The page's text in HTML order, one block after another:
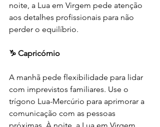
noite, a Lua em Virgem pede atenção
aos detalhes profissionais para não
perder o equilíbrio.
♑ Capricórnio
A manhã pede flexibilidade para lidar
com imprevistos familiares. Use o
trígono Lua-Mercúrio para aprimorar a
comunicação com as pessoas